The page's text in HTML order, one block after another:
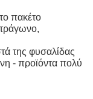
πακέτο
της φυσαλίδας
- προϊόντα πολύ